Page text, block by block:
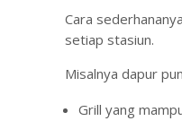
Cara
setiap stasiun.
Misalnya dapur
Grill yang